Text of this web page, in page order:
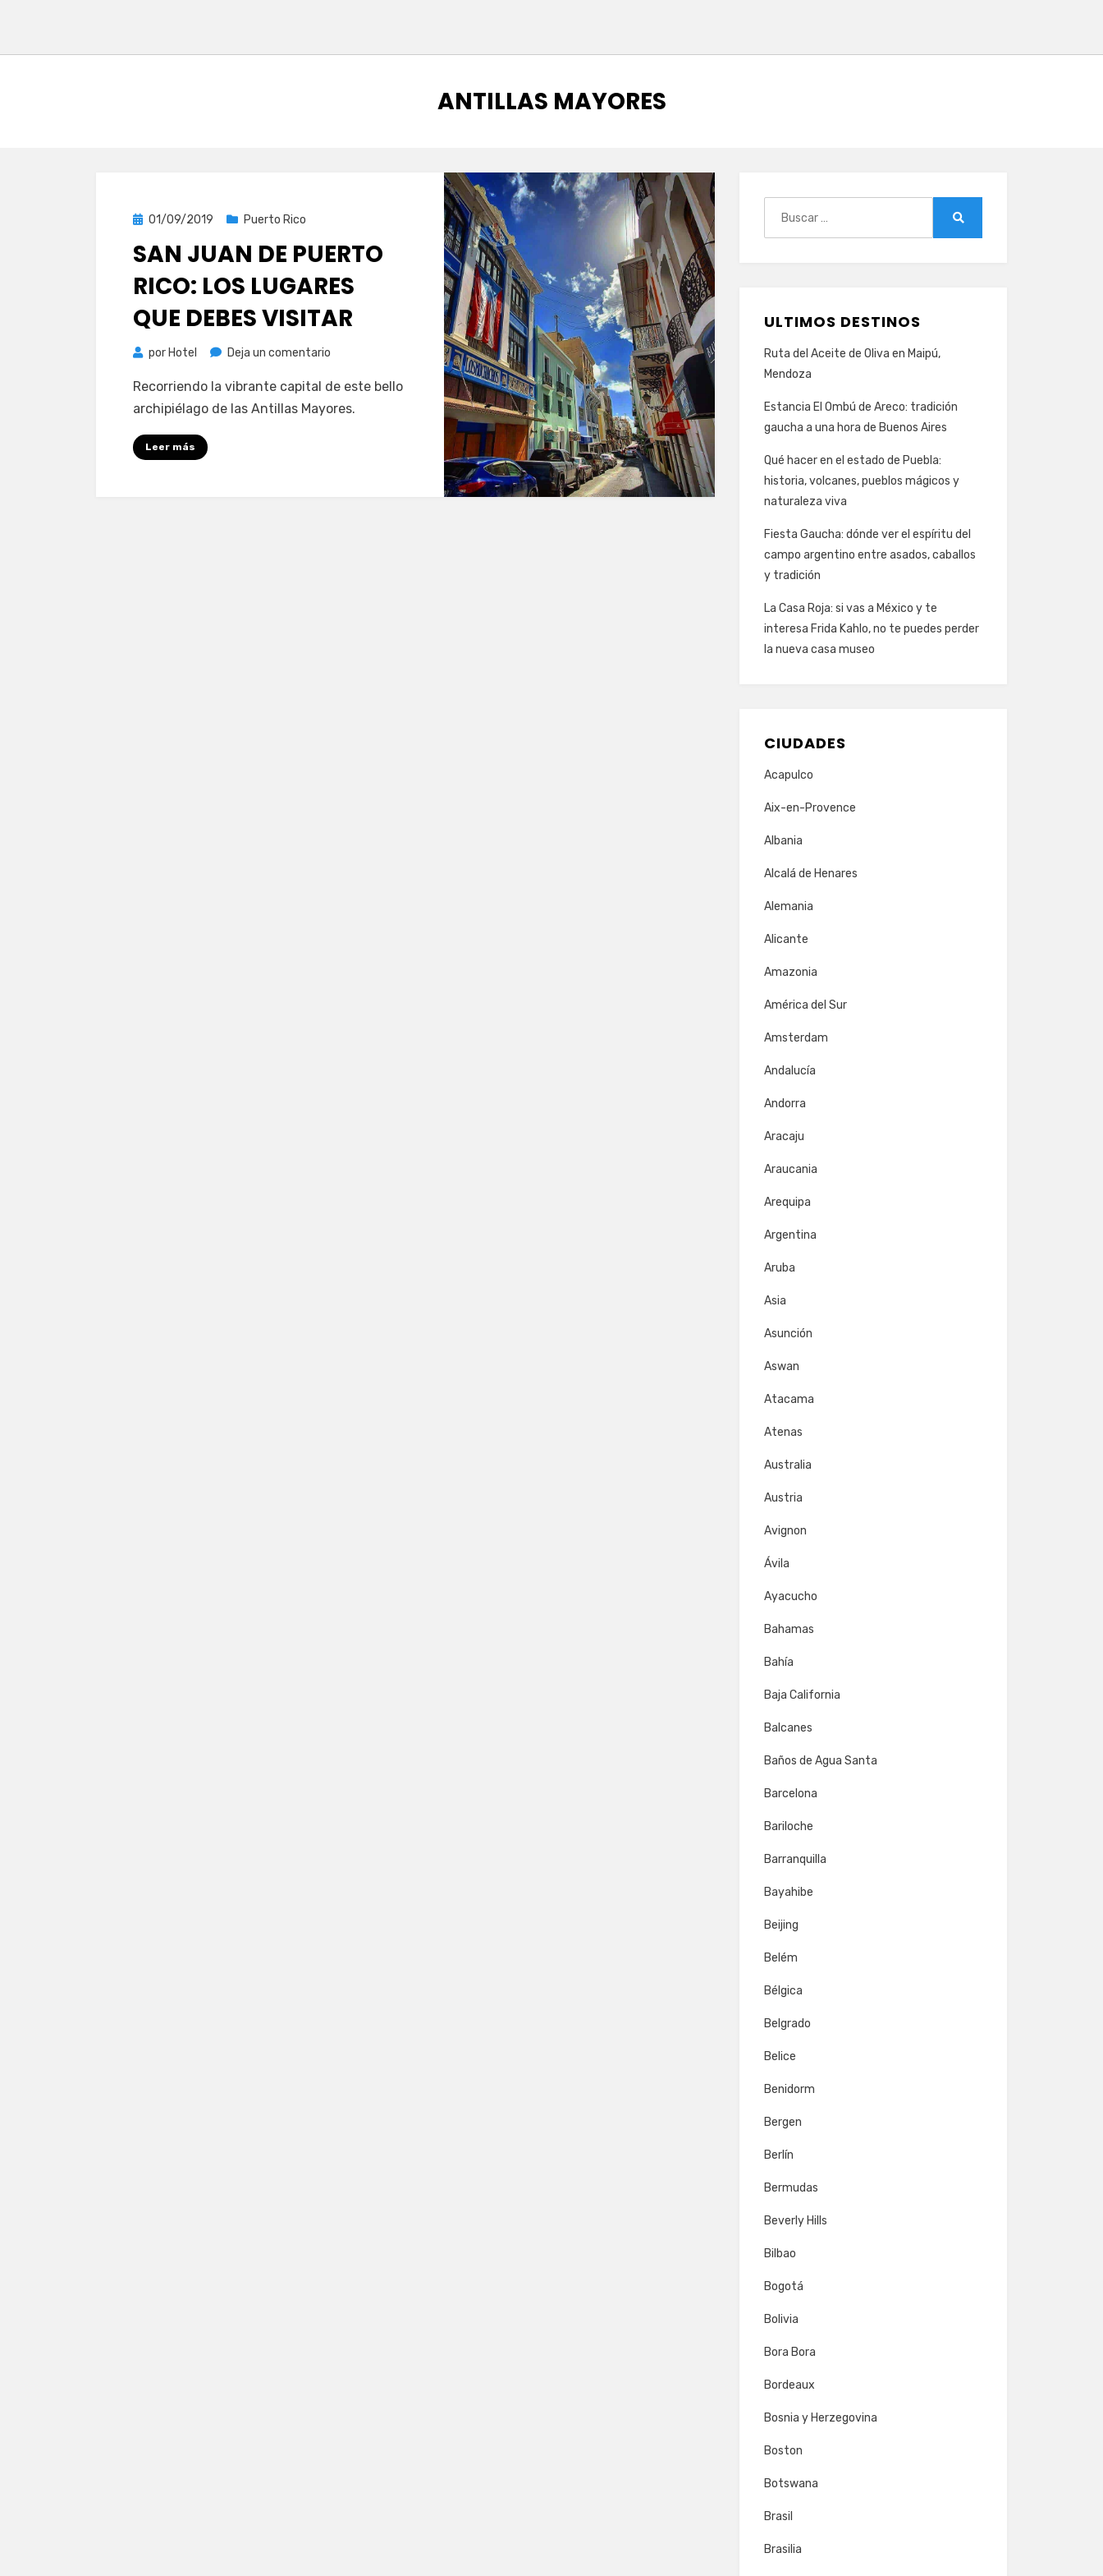
ETIQUETA
:
ANTILLAS MAYORES
Publicada
01/09/2019 Puerto Rico
SAN JUAN DE PUERTO
RICO: LOS LUGARES
QUE DEBES VISITAR
por Hotel Deja un comentario
Juan
de
Recorriendo la vibrante capital de este bello
archipiélago de las Antillas Mayores.
Leer más
ULTIMOS DESTINOS
Ruta del Aceite de Oliva en Maipú,
Mendoza
Estancia El Ombú de Areco: tradición
gaucha a una hora de Buenos Aires
Qué hacer en el estado de Puebla:
historia, volcanes, pueblos mágicos y
naturaleza viva
Fiesta Gaucha: dónde ver el espíritu del
campo argentino entre asados, caballos
y tradición
La Casa Roja: si vas a México y te
interesa Frida Kahlo, no te puedes perder
la nueva casa museo
CIUDADES
Acapulco
Aix-en-Provence
Albania
Alcalá de Henares
Alemania
Alicante
Amazonia
América del Sur
Amsterdam
Andalucía
Andorra
Aracaju
Araucania
Arequipa
Argentina
Aruba
Asia
Asunción
Aswan
Atacama
Atenas
Australia
Austria
Avignon
Ávila
Ayacucho
Bahamas
Bahía
Baja California
Balcanes
Baños de Agua Santa
Barcelona
Bariloche
Barranquilla
Bayahibe
Beijing
Belém
Bélgica
Belgrado
Belice
Benidorm
Bergen
Berlín
Bermudas
Beverly Hills
Bilbao
Bogotá
Bolivia
Bora Bora
Bordeaux
Bosnia y Herzegovina
Boston
Botswana
Brasil
Brasilia